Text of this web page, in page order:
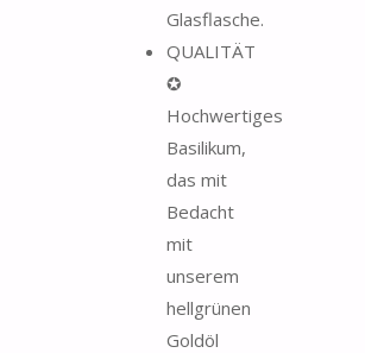
Glasflasche.
QUALITÄT
✪
Hochwertiges
Basilikum,
das mit
Bedacht
mit
unserem
hellgrünen
Goldöl